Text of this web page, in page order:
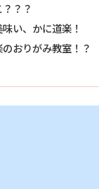
？？
い、かに道楽！
おりがみ教室！？